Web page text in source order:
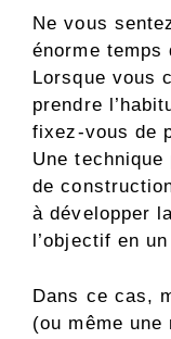
Ne vous
énorme temps
Lorsque vous
prendre
fixez-vous de
Une
de
à développer
l’objectif en
Dans ce cas,
(ou même